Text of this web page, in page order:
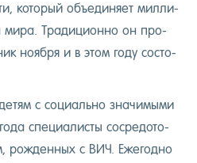
ко­торый объ­еди­ня­ет мил­ли­
ми­ра. Тра­дици­он­но он про­
но­яб­ря и в этом го­ду сос­то­
с со­ци­аль­но зна­чимы­ми
спе­ци­алис­ты сос­ре­дото­
рож­денных с ВИЧ. Еже­год­но